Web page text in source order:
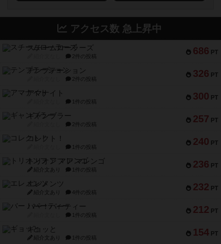
アクセス数 急上昇中
686 PT
スチームローラーズ
2件の投稿
326 PT
テンプテーション
2件の投稿
300 PT
アマナイト
1件の投稿
257 PT
ギャンブラー
2件の投稿
240 PT
コレクト！
1件の投稿
236 PT
トリオンフ ア マレンゴ
紹介文あり 1件の投稿
232 PT
エレメンツ
紹介文あり 4件の投稿
212 PT
バー！パーティー
1件の投稿
154 PT
ギョッと
紹介文あり 1件の投稿